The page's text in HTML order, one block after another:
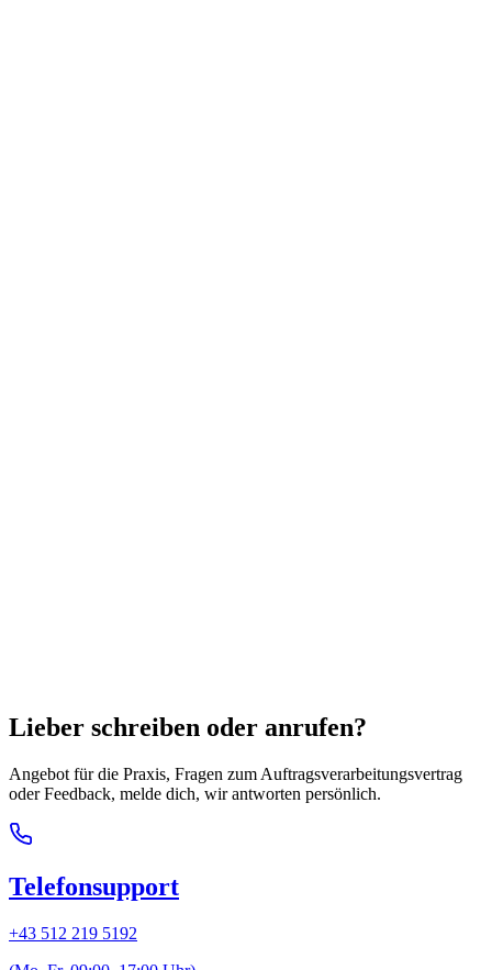
Lieber schreiben oder anrufen?
Angebot für die Praxis, Fragen zum Auftragsverarbeitungsvertrag
oder Feedback, melde dich, wir antworten persönlich.
Telefonsupport
+43 512 219 5192